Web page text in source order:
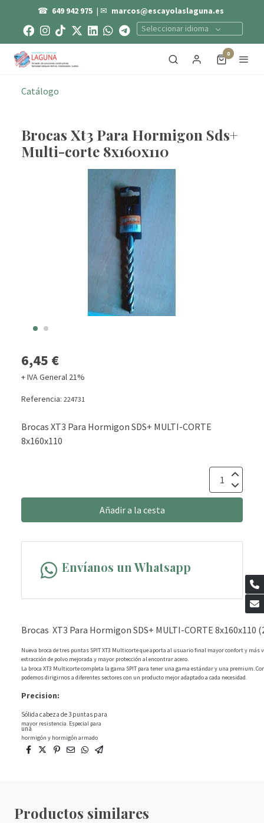
☎ 649 942 975 | ✉ marcos@escayolaslaguna.es
Seleccionar idioma
0
Catálogo
Brocas Xt3 Para Hormigon Sds+
Multi-corte 8x160x110
6,45 €
+ IVA General 21%
Referencia: 224731
Brocas XT3 Para Hormigon SDS+ MULTI-CORTE
8x160x110
Añadir a la cesta
Envíanos un Whatsapp
Brocas XT3 Para Hormigon SDS+ MULTI-CORTE 8x160x110
Nueva broca de tres puntas SPIT XT3 Multicorte que aporta al usuario final mayor confort y más
extracción de polvo mejorada y mayor protección al encontrar acero.
La broca XT3 Multicorte completa la gama SPIT para tener una gama estándar y una premium.
podemos dirigirnos a diferentes sectores con un producto mejor adaptado a cada necesidad.
Precision:
Sólida cabeza de 3 puntas para
una
mayor resistencia. Especial para
hormigón y hormigón armado
Productos similares